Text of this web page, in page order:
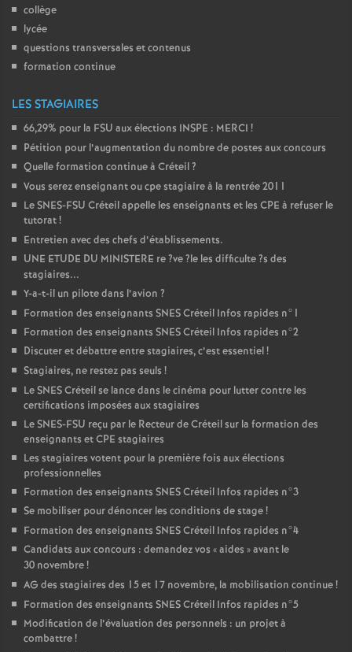
collège
lycée
questions transversales et contenus
formation continue
LES STAGIAIRES
66,29% pour la FSU aux élections INSPE : MERCI !
Pétition pour l’augmentation du nombre de postes aux concours
Quelle formation continue à Créteil?
Vous serez enseignant ou cpe stagiaire à la rentrée 2011
LeSNES-FSU Créteil appelle les enseignants et les CPE à refuser le
tutorat!
Entretien avec des chefs d’établissements.
UNE ETUDE DU MINISTERE re?ve?le les difficulte?s des
stagiaires...
Y-a-t-il un pilote dans l’avion ?
Formation des enseignants SNESCréteil Infos rapides n°1
Formation des enseignants SNESCréteil Infos rapides n°2
Discuter et débattre entre stagiaires, c’est essentiel!
Stagiaires, ne restez pas seuls !
LeSNESCréteil se lance dans le cinéma pour lutter contre les
certifications imposées aux stagiaires
LeSNES-FSU reçu par le Recteur de Créteil sur la formation des
enseignants etCPE stagiaires
Les stagiaires votent pour la première fois aux élections
professionnelles
Formation des enseignants SNESCréteil Infos rapides n°3
Se mobiliser pour dénoncer les conditions de stage!
Formation des enseignants SNESCréteil Infos rapides n°4
Candidats aux concours : demandez vos «aides » avant le
30 novembre!
AG des stagiaires des 15 et 17 novembre, la mobilisation continue!
Formation des enseignants SNESCréteil Infos rapides n°5
Modification de l’évaluation des personnels : un projet à
combattre!